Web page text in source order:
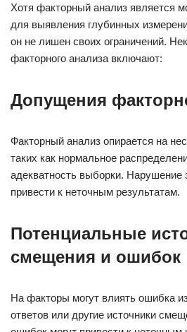
Хотя факторный анализ является
для выявления глубинных
он не лишен своих ограничений.
факторного анализа включают:
Допущения
Факторный анализ опирается на
таких как нормальное
адекватность выборки.
привести к неточным результатам.
Потенциальные
смещения и ошибок
На факторы могут влиять ошибка
ответов или другие источники